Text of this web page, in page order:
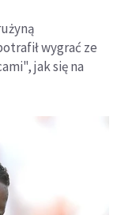
wygrać ze
jak się na